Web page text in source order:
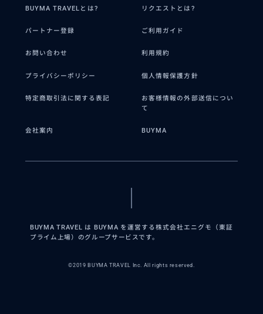
BUYMA TRAVELとは? リクエストとは?
パートナー登録 ご利用ガイド
お問い合わせ 利用規約
プライバシーポリシー 個人情報保護方針
特定商取引法に関する表記
お客様情報の外部送信につい
て
会社案内 BUYMA
BUYMA TRAVEL は BUYMA を運営する株式会社エニグモ（東証
プライム上場）のグループサービスです。
©2019 BUYMA TRAVEL Inc. All rights reserved.